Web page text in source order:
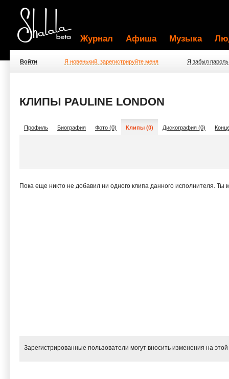
Журнал Афиша Музыка
Войти Я новенький, зарегистрируйте меня Я забыл пароль
КЛИПЫ PAULINE LONDON
Профиль Биография Фото (0) Клипы (0) Дискография (0)
Пока еще никто не добавил ни одного клипа данного исполнителя.
Зарегистрированные пользователи могут вносить изменения на